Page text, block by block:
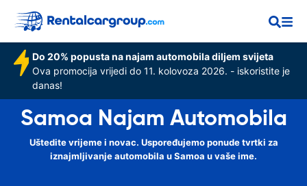
Do 20% popusta na najam automobila diljem svijeta
Ova promocija vrijedi do 11. kolovoza 2026. - iskoristite je
danas!
Samoa Najam Automobila
Uštedite vrijeme i novac. Uspoređujemo ponude tvrtki za
iznajmljivanje automobila u Samoa u vaše ime.